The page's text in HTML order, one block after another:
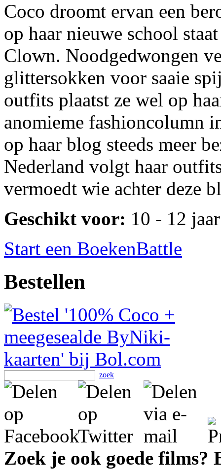
Coco droomt ervan een
op haar nieuwe school
Clown. Noodgedwongen
glittersokken voor saaie
outfits plaatst ze wel op
anomieme fashioncolumn
op haar blog steeds meer
Nederland volgt haar
vermoedt wie achter deze
Geschikt voor: 10 - 12 jaar
Start een BoekenBattle
Bestellen
zoek
Zoek je ook goede films?